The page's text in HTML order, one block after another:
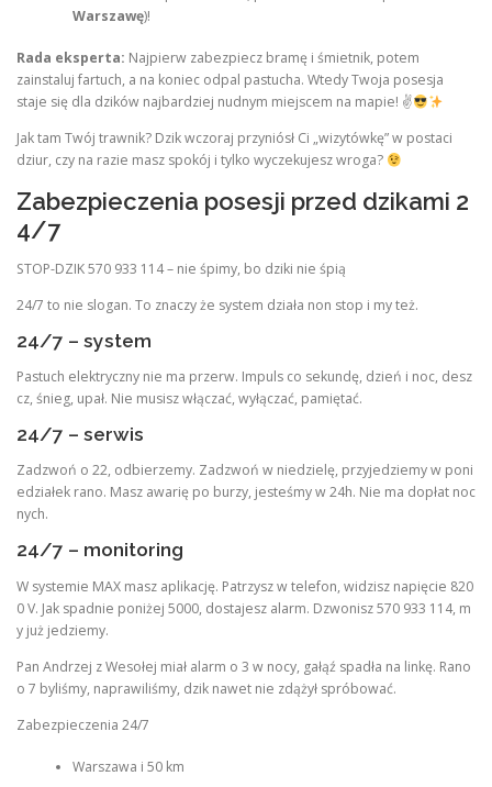
Warszawę)!
Rada eksperta: Najpierw zabezpiecz bramę i śmietnik, potem
zainstaluj fartuch, a na koniec odpal pastucha. Wtedy Twoja posesja
staje się dla dzików najbardziej nudnym miejscem na mapie! ✌
Jak tam Twój trawnik? Dzik wczoraj przyniósł Ci „wizytówkę” w postaci
dziur, czy na razie masz spokój i tylko wyczekujesz wroga?
Zabezpieczenia posesji przed dzikami 2
4/7
STOP-DZIK 570 933 114 – nie śpimy, bo dziki nie śpią
24/7 to nie slogan. To znaczy że system działa non stop i my też.
24/7 – system
Pastuch elektryczny nie ma przerw. Impuls co sekundę, dzień i noc, desz
cz, śnieg, upał. Nie musisz włączać, wyłączać, pamiętać.
24/7 – serwis
Zadzwoń o 22, odbierzemy. Zadzwoń w niedzielę, przyjedziemy w poni
edziałek rano. Masz awarię po burzy, jesteśmy w 24h. Nie ma dopłat noc
nych.
24/7 – monitoring
W systemie MAX masz aplikację. Patrzysz w telefon, widzisz napięcie 820
0 V. Jak spadnie poniżej 5000, dostajesz alarm. Dzwonisz 570 933 114, m
y już jedziemy.
Pan Andrzej z Wesołej miał alarm o 3 w nocy, gałąź spadła na linkę. Rano
o 7 byliśmy, naprawiliśmy, dzik nawet nie zdążył spróbować.
Zabezpieczenia 24/7
Warszawa i 50 km